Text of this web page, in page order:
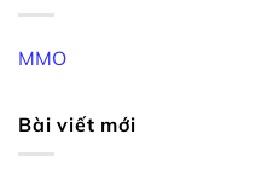
MMO
Bài viết mới